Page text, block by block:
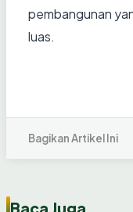
pembangunan
luas.
Bagikan Artikel Ini